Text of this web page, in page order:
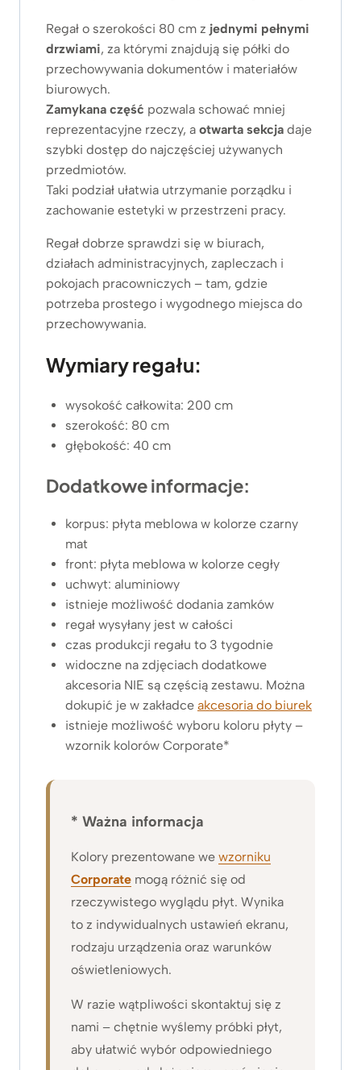
Regał o szerokości 80 cm z jednymi pełnymi
drzwiami, za którymi znajdują się półki do
przechowywania dokumentów i materiałów
biurowych.
Zamykana część pozwala schować mniej
reprezentacyjne rzeczy, a otwarta sekcja daje
szybki dostęp do najczęściej używanych
przedmiotów.
Taki podział ułatwia utrzymanie porządku i
zachowanie estetyki w przestrzeni pracy.
Regał dobrze sprawdzi się w biurach,
działach administracyjnych, zapleczach i
pokojach pracowniczych – tam, gdzie
potrzeba prostego i wygodnego miejsca do
przechowywania.
Wymiary regału:
wysokość całkowita: 200 cm
szerokość: 80 cm
głębokość: 40 cm
Dodatkowe informacje:
korpus: płyta meblowa w kolorze czarny
mat
front: płyta meblowa w kolorze cegły
uchwyt: aluminiowy
istnieje możliwość dodania zamków
regał wysyłany jest w całości
czas produkcji regału to 3 tygodnie
widoczne na zdjęciach dodatkowe
akcesoria NIE są częścią zestawu. Można
dokupić je w zakładce akcesoria do biurek
istnieje możliwość wyboru koloru płyty –
wzornik kolorów Corporate*
* Ważna informacja
Kolory prezentowane we wzorniku
Corporate mogą różnić się od
rzeczywistego wyglądu płyt. Wynika
to z indywidualnych ustawień ekranu,
rodzaju urządzenia oraz warunków
oświetleniowych.
W razie wątpliwości skontaktuj się z
nami – chętnie wyślemy próbki płyt,
aby ułatwić wybór odpowiedniego